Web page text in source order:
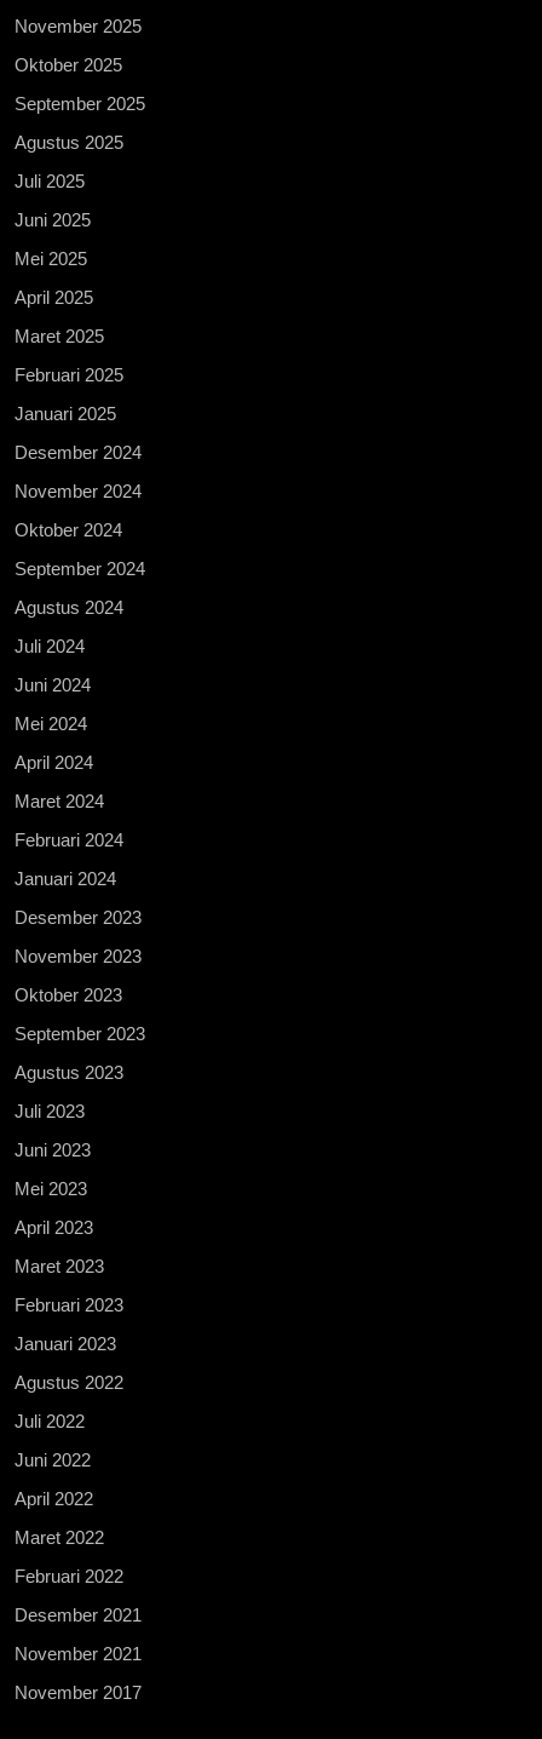
November 2025
Oktober 2025
September 2025
Agustus 2025
Juli 2025
Juni 2025
Mei 2025
April 2025
Maret 2025
Februari 2025
Januari 2025
Desember 2024
November 2024
Oktober 2024
September 2024
Agustus 2024
Juli 2024
Juni 2024
Mei 2024
April 2024
Maret 2024
Februari 2024
Januari 2024
Desember 2023
November 2023
Oktober 2023
September 2023
Agustus 2023
Juli 2023
Juni 2023
Mei 2023
April 2023
Maret 2023
Februari 2023
Januari 2023
Agustus 2022
Juli 2022
Juni 2022
April 2022
Maret 2022
Februari 2022
Desember 2021
November 2021
November 2017